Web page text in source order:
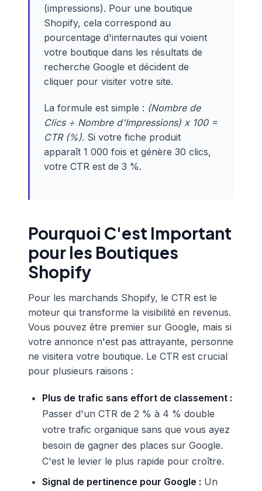
(impressions). Pour une boutique
Shopify, cela correspond au
pourcentage d'internautes qui voient
votre boutique dans les résultats de
recherche Google et décident de
cliquer pour visiter votre site.
La formule est simple : (Nombre de
Clics ÷ Nombre d'Impressions) x 100 =
CTR (%). Si votre fiche produit
apparaît 1 000 fois et génère 30 clics,
votre CTR est de 3 %.
Pourquoi C'est Important
pour les Boutiques
Shopify
Pour les marchands Shopify, le CTR est le
moteur qui transforme la visibilité en revenus.
Vous pouvez être premier sur Google, mais si
votre annonce n'est pas attrayante, personne
ne visitera votre boutique. Le CTR est crucial
pour plusieurs raisons :
Plus de trafic sans effort de classement :
Passer d'un CTR de 2 % à 4 % double
votre trafic organique sans que vous ayez
besoin de gagner des places sur Google.
C'est le levier le plus rapide pour croître.
Signal de pertinence pour Google : Un